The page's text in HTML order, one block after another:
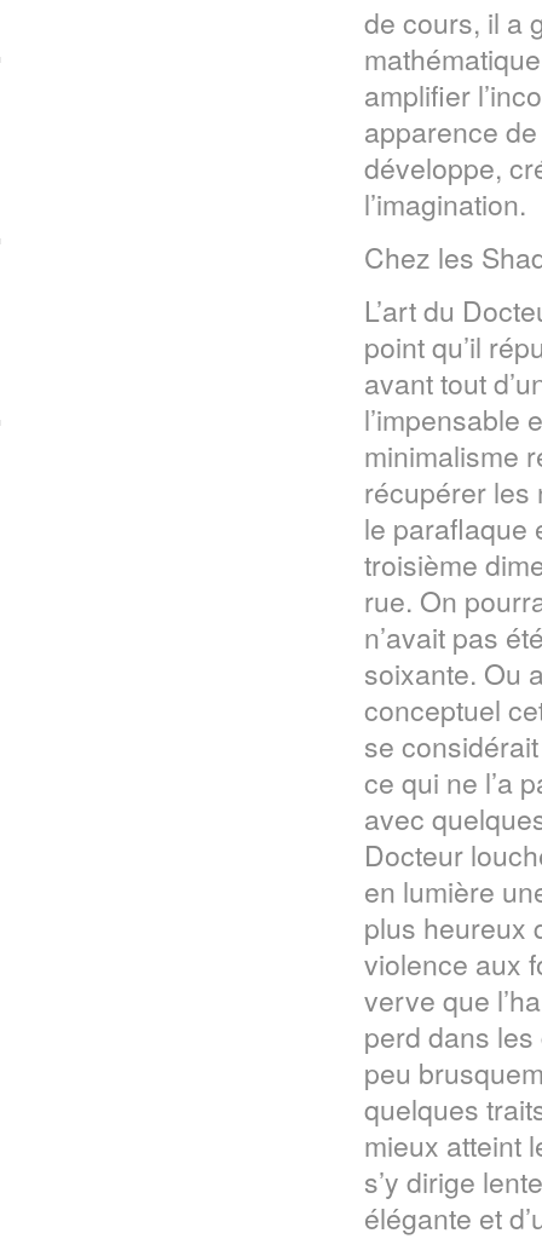
de cours, il a
amplifier
apparence
développe,
l’imagination.
Chez les
L’art du
point qu’il
avant tout
l’impensable
minimalisme
récupérer les
le paraflaque
troisième
rue. On
n’avait pas
soixante. Ou
conceptuel
se
ce qui ne l’a
avec
Docteur
en lumière
plus heureux
violence aux
verve que
perd dans
peu
quelques
mieux atteint
s’y dirige
élégante et